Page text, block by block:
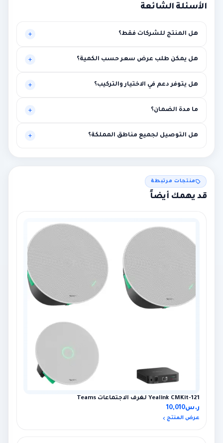
الأسئلة الشائعة
هل المنتج للشركات فقط؟
هل يمكن طلب عرض سعر حسب الكمية؟
هل يتوفر دعم في الاختيار والتركيب؟
ما مدة الضمان؟
هل التوصيل لجميع مناطق المملكة؟
منتجات مرتبطة
قد يهمك أيضاً
Yealink CMKit-121 لغرف الاجتماعات Teams
ر.س10,010
عرض المنتج